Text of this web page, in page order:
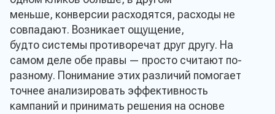
меньше, конверсии расходятся, расходы не
совпадают. Возникает ощущение,
будто системы противоречат друг другу. На
самом деле обе правы — просто считают по-
разному. Понимание этих различий помогает
точнее анализировать эффективность
кампаний и принимать решения на основе